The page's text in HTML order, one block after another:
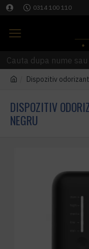
0314 100 110
Dispozitiv
DISPOZITIV
NEGRU